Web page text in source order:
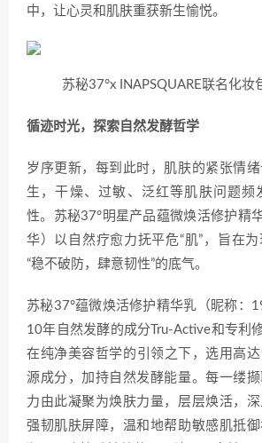
中，让心灵和肌肤重获新生愉悦。
苏秘37°x INAPSQUARE联名化妆
循迹时光，探索自然发酵哲学
岁序更新，每到此时，肌肤的紧张情
生，干燥、过敏、泛红等肌肤问题频
性。苏秘37°明星产品蕴微焕活修护精
华）以自然疗愈力抚平危“肌”，旨在
“稳不破防，肆意韧性”的底气。
苏秘37°蕴微焕活修护精华乳（昵称：
10年自然发酵的成分Tru-Active和专利
在纯净美容哲学的引领之下，选用高
源成分，加持自然发酵能量。每一缕
力由此凝聚为焕肤力量，层层焕活，深
强韧肌肤屏障，温和地帮助敏感肌抵